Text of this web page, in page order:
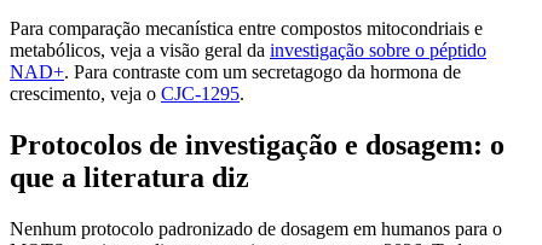
Para comparação mecanística entre compostos mitocondriais e
metabólicos, veja a visão geral da investigação sobre o péptido
NAD+. Para contraste com um secretagogo da hormona de
crescimento, veja o CJC-1295.
Protocolos de investigação e dosagem: o
que a literatura diz
Nenhum protocolo padronizado de dosagem em humanos para o